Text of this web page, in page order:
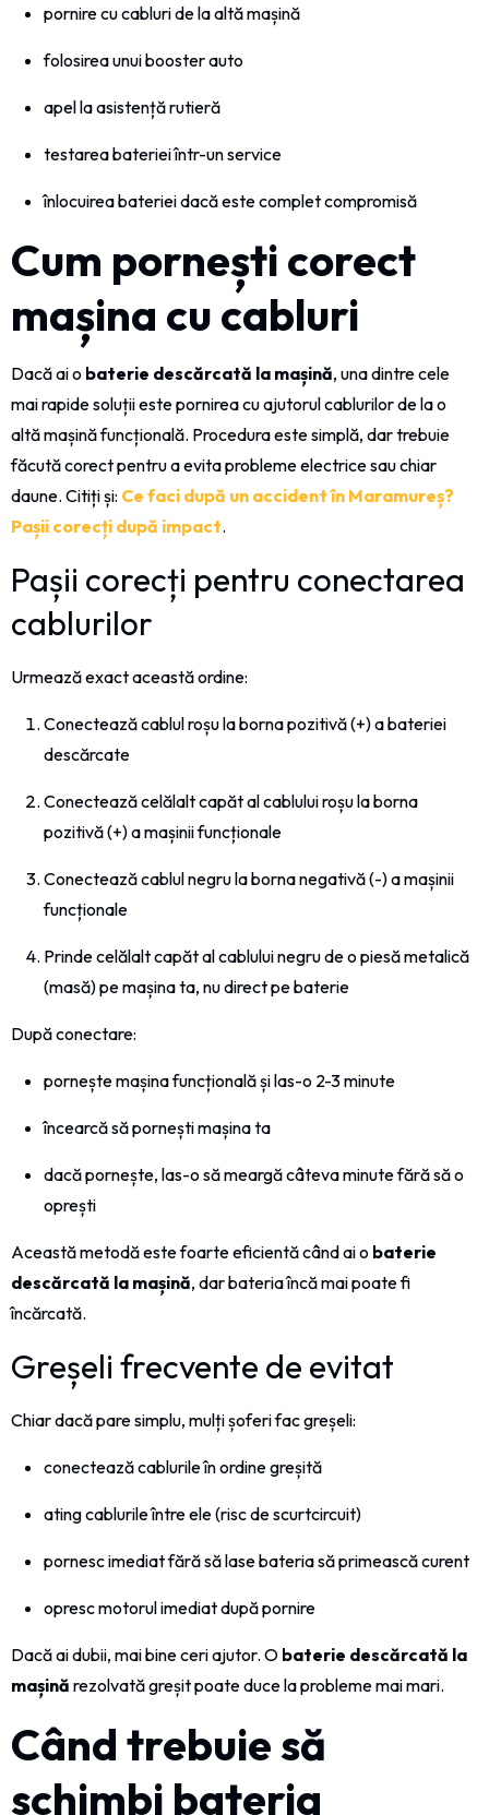
pornire cu cabluri de la altă mașină
folosirea unui booster auto
apel la asistență rutieră
testarea bateriei într-un service
înlocuirea bateriei dacă este complet compromisă
Cum pornești corect
mașina cu cabluri
Dacă ai o baterie descărcată la mașină, una dintre cele
mai rapide soluții este pornirea cu ajutorul cablurilor de la o
altă mașină funcțională. Procedura este simplă, dar trebuie
făcută corect pentru a evita probleme electrice sau chiar
daune. Citiți și: Ce faci după un accident în Maramureș?
Pașii corecți după impact.
Pașii corecți pentru conectarea
cablurilor
Urmează exact această ordine:
Conectează cablul roșu la borna pozitivă (+) a bateriei
descărcate
Conectează celălalt capăt al cablului roșu la borna
pozitivă (+) a mașinii funcționale
Conectează cablul negru la borna negativă (-) a mașinii
funcționale
Prinde celălalt capăt al cablului negru de o piesă metalică
(masă) pe mașina ta, nu direct pe baterie
După conectare:
pornește mașina funcțională și las-o 2-3 minute
încearcă să pornești mașina ta
dacă pornește, las-o să meargă câteva minute fără să o
oprești
Această metodă este foarte eficientă când ai o baterie
descărcată la mașină, dar bateria încă mai poate fi
încărcată.
Greșeli frecvente de evitat
Chiar dacă pare simplu, mulți șoferi fac greșeli:
conectează cablurile în ordine greșită
ating cablurile între ele (risc de scurtcircuit)
pornesc imediat fără să lase bateria să primească curent
opresc motorul imediat după pornire
Dacă ai dubii, mai bine ceri ajutor. O baterie descărcată la
mașină rezolvată greșit poate duce la probleme mai mari.
Când trebuie să
schimbi bateria